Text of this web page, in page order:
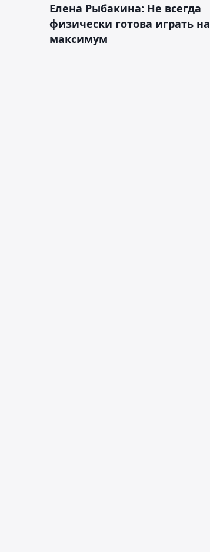
Елена Рыбакина: Не всегда
физически готова играть на
максимум